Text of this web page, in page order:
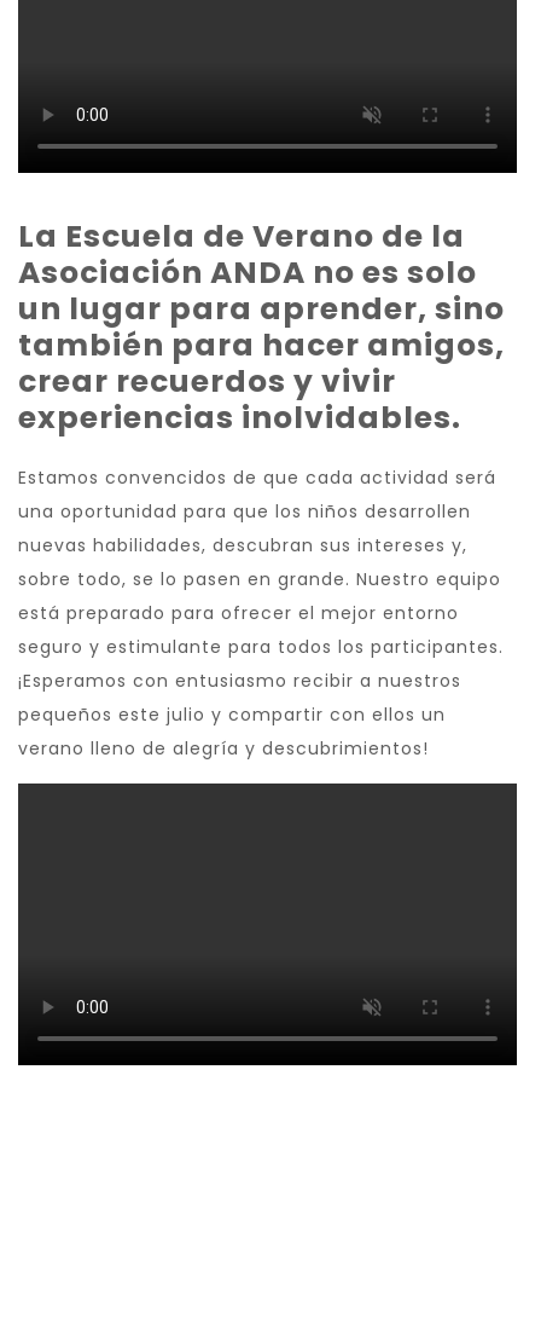
La Escuela de Verano de la
Asociación ANDA no es solo
un lugar para aprender, sino
también para hacer amigos,
crear recuerdos y vivir
experiencias inolvidables.
Estamos convencidos de que cada actividad será
una oportunidad para que los niños desarrollen
nuevas habilidades, descubran sus intereses y,
sobre todo, se lo pasen en grande. Nuestro equipo
está preparado para ofrecer el mejor entorno
seguro y estimulante para todos los participantes.
¡Esperamos con entusiasmo recibir a nuestros
pequeños este julio y compartir con ellos un
verano lleno de alegría y descubrimientos!